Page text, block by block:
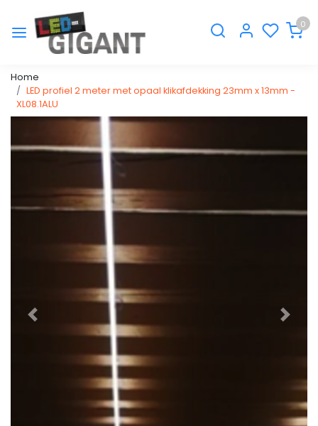
0
Home
LED profiel 2 meter met opaal klikafdekking 23mm x 13mm -
XL08.1ALU
Vorige